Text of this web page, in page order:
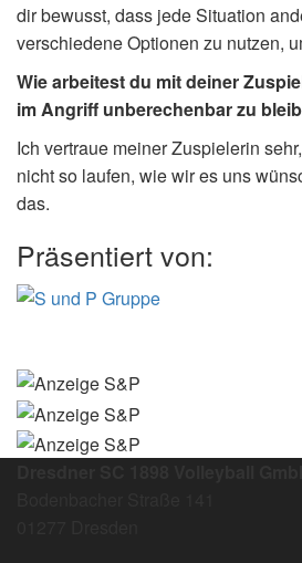
dir bewusst, dass jede Situation
verschiedene Optionen zu nutzen,
Wie arbeitest du mit deiner
im Angriff unberechenbar zu
Ich vertraue meiner Zuspielerin
nicht so laufen, wie wir es uns
das.
Präsentiert von: